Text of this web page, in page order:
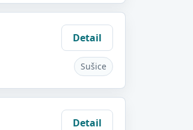
Detail
Sušice
Detail